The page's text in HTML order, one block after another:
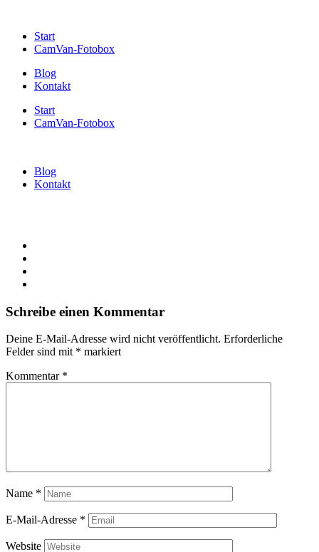
Start
CamVan-Fotobox
Blog
Kontakt
Start
CamVan-Fotobox
Blog
Kontakt
Schreibe einen Kommentar
Deine E-Mail-Adresse wird nicht veröffentlicht. Erforderliche
Felder sind mit * markiert
Kommentar *
Name *
E-Mail-Adresse *
Website